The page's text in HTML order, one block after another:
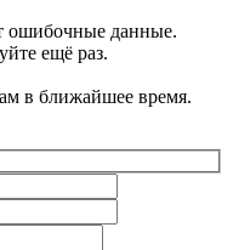
ошибочные данные.
ещё раз.
в ближайшее время.